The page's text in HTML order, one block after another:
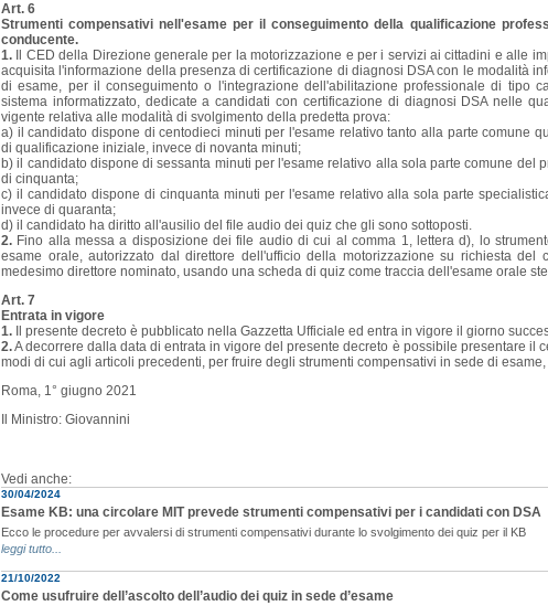
Art. 6
Strumenti compensativi nell'esame per il conseguimento della qualificazione
conducente.
1. Il CED della Direzione generale per la motorizzazione e per i servizi ai cittadini e alle
acquisita l'informazione della presenza di certificazione di diagnosi DSA con le modalità
di esame, per il conseguimento o l'integrazione dell'abilitazione professionale di tipo
sistema informatizzato, dedicate a candidati con certificazione di diagnosi DSA nelle
vigente relativa alle modalità di svolgimento della predetta prova:
a) il candidato dispone di centodieci minuti per l'esame relativo tanto alla parte comune
di qualificazione iniziale, invece di novanta minuti;
b) il candidato dispone di sessanta minuti per l'esame relativo alla sola parte comune del
di cinquanta;
c) il candidato dispone di cinquanta minuti per l'esame relativo alla sola parte
invece di quaranta;
d) il candidato ha diritto all'ausilio del file audio dei quiz che gli sono sottoposti.
2. Fino alla messa a disposizione dei file audio di cui al comma 1, lettera d), lo
esame orale, autorizzato dal direttore dell'ufficio della motorizzazione su richiesta del
medesimo direttore nominato, usando una scheda di quiz come traccia dell'esame orale
Art. 7
Entrata in vigore
1. Il presente decreto è pubblicato nella Gazzetta Ufficiale ed entra in vigore il giorno
2.A decorrere dalla data di entrata in vigore del presente decreto è possibile presentare il
modi di cui agli articoli precedenti, per fruire degli strumenti compensativi in sede di
Roma, 1° giugno 2021
Il Ministro: Giovannini
Vedi anche:
30/04/2024
Esame KB: una circolare MIT prevede strumenti compensativi per i candidati con DSA
Ecco le procedure per avvalersi di strumenti compensativi durante lo svolgimento dei quiz per il KB
leggi tutto...
21/10/2022
Come usufruire dell’ascolto dell’audio dei quiz in sede d’esame